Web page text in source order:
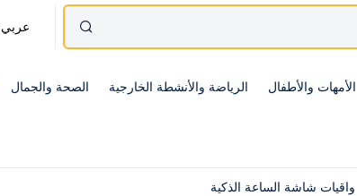
عربي
الأمهات والأطفال الرياضة والأنشطة الخارجية الصحة والجمال
واقيات شاشة الساعة الذكية